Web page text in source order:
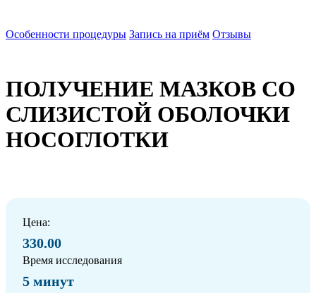
ПОЛУЧЕНИЕ МАЗКОВ СО
СЛИЗИСТОЙ ОБОЛОЧКИ
НОСОГЛОТКИ
Особенности процедуры Запись на приём Отзывы
Цена:
330.00
Время исследования
5 минут